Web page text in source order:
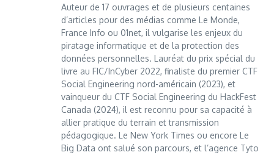
Auteur de 17 ouvrages et de plusieurs centaines
d’articles pour des médias comme Le Monde,
France Info ou 01net, il vulgarise les enjeux du
piratage informatique et de la protection des
données personnelles. Lauréat du prix spécial du
livre au FIC/InCyber 2022, finaliste du premier CTF
Social Engineering nord-américain (2023), et
vainqueur du CTF Social Engineering du HackFest
Canada (2024), il est reconnu pour sa capacité à
allier pratique du terrain et transmission
pédagogique. Le New York Times ou encore Le
Big Data ont salué son parcours, et l’agence Tyto